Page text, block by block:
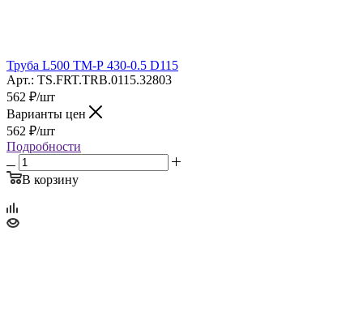
Труба L500 ТМ-Р 430-0.5 D115
Арт.: TS.FRT.TRB.0115.32803
562 ₽/шт
Варианты цен
562 ₽/шт
Подробности
В корзину